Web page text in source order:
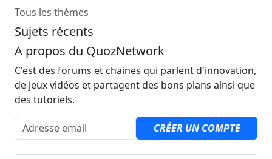
Tous les thèmes
Sujets récents
A propos du QuozNetwork
C'est des forums et chaines qui parlent d'innovation,
de jeux vidéos et partagent des bons plans ainsi que
des tutoriels.
Adresse email
CRÉER UN COMPTE